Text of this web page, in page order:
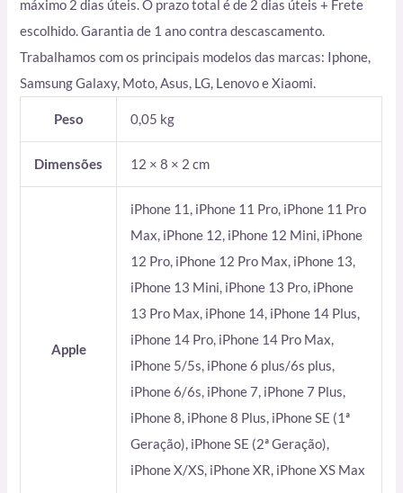
máximo 2 dias úteis. O prazo total é de 2 dias úteis + Frete
escolhido. Garantia de 1 ano contra descascamento.
Trabalhamos com os principais modelos das marcas: Iphone,
Samsung Galaxy, Moto, Asus, LG, Lenovo e Xiaomi.
Peso 0,05 kg
Dimensões 12 × 8 × 2 cm
Apple
iPhone 11, iPhone 11 Pro, iPhone 11 Pro
Max, iPhone 12, iPhone 12 Mini, iPhone
12 Pro, iPhone 12 Pro Max, iPhone 13,
iPhone 13 Mini, iPhone 13 Pro, iPhone
13 Pro Max, iPhone 14, iPhone 14 Plus,
iPhone 14 Pro, iPhone 14 Pro Max,
iPhone 5/5s, iPhone 6 plus/6s plus,
iPhone 6/6s, iPhone 7, iPhone 7 Plus,
iPhone 8, iPhone 8 Plus, iPhone SE (1ª
Geração), iPhone SE (2ª Geração),
iPhone X/XS, iPhone XR, iPhone XS Max